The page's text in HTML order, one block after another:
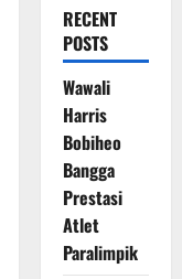
RECENT
POSTS
Wawali
Harris
Bobiheo
Bangga
Prestasi
Atlet
Paralimpik